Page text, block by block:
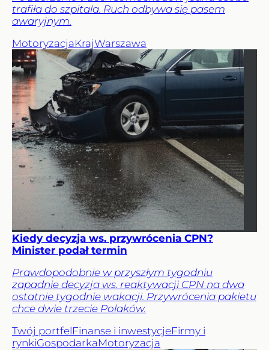
trafiła do szpitala. Ruch odbywa się pasem
awaryjnym.
MotoryzacjaKrajWarszawa
Kiedy decyzja ws. przywrócenia CPN?
Minister podał termin
Prawdopodobnie w przyszłym tygodniu
zapadnie decyzja ws. reaktywacji CPN na dwa
ostatnie tygodnie wakacji. Przywrócenia pakietu
chce dwie trzecie Polaków.
Twój portfelFinanse i inwestycjeFirmy i
rynkiGospodarkaMotoryzacja